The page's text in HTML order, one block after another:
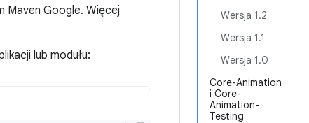
Wersja 1.2
Wersja 1.1
Wersja 1.0
Core-Animation
i Core-
Animation-
Testing
Maven Google. Więcej
lub modułu: